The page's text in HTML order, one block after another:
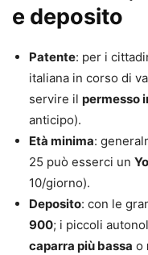
e deposito
Patente: per i
italiana in corso di
servire il permesso
anticipo).
Età minima:
25 può esserci un
10/giorno).
Deposito: con le
900; i piccoli
caparra più bassa o